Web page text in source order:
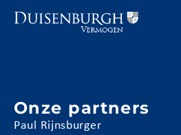
Onze partners
Paul Rijnsburger